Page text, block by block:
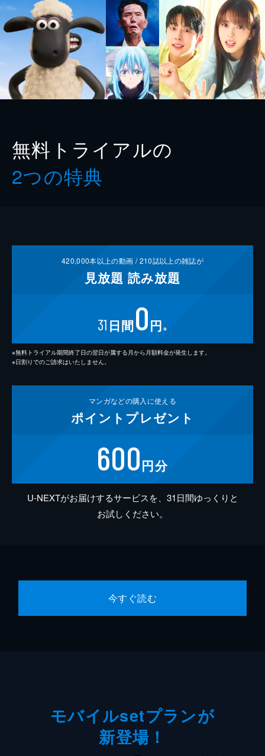
無料トライアルの
2つの特典
420,000本以上の動画 /210誌以上の雑誌が
見放題 読み放題
31 日間0円 ※
※無料トライアル期間終了日の翌日が属する月から月額料金が発生します。
※日割りでのご請求はいたしません。
マンガなどの購入に使える
ポイント プレゼント
600円分
U-NEXTがお届けするサービスを、31日間ゆっくりと
お試しください。
今すぐ読む
モバイルsetプランが
新登場！